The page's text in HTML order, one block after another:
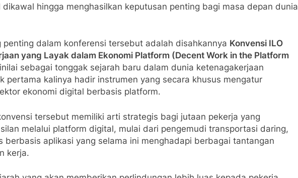
hingga menghasilkan keputusan penting bagi masa depan dunia
penting dalam konferensi tersebut adalah disahkannya Konvensi ILO
yang Layak dalam Ekonomi Platform (Decent Work in the Platform
sebagai tonggak sejarah baru dalam dunia ketenagakerjaan
pertama kalinya hadir instrumen yang secara khusus mengatur
ekonomi digital berbasis platform.
tersebut memiliki arti strategis bagi jutaan pekerja yang
melalui platform digital, mulai dari pengemudi transportasi daring,
berbasis aplikasi yang selama ini menghadapi berbagai tantangan
kerja.